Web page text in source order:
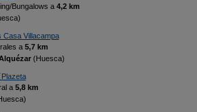
Bungalows a 4,2 km
Casa Villacampa
a 5,7 km
(Huesca)
a 5,8 km